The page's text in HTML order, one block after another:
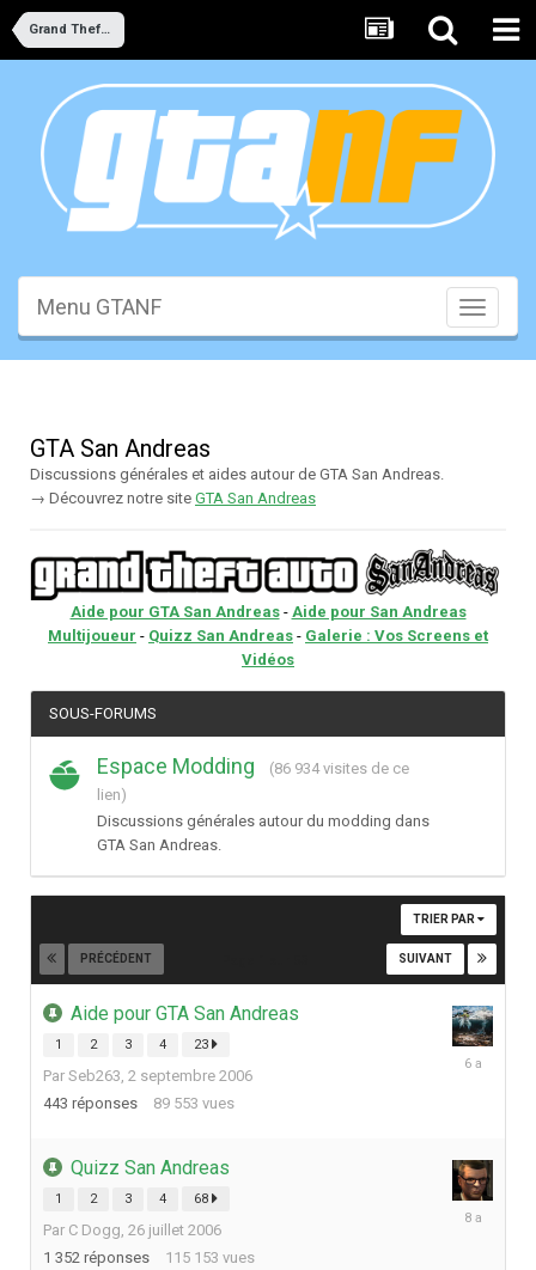
Grand Theft Auto
Toggle
Menu GTANF
GTA San Andreas
Discussions générales et aides autour de GTA San Andreas.
→ Découvrez notre site GTA San Andreas
Aide pour GTA San Andreas - Aide pour San Andreas
Multijoueur - Quizz San Andreas - Galerie : Vos Screens et
Vidéos
SOUS-FORUMS
Espace Modding
(86 934 visites de ce
lien)
Discussions générales autour du modding dans
GTA San Andreas.
TRIER PAR
PRÉCÉDENT SUIVANT
Aide pour GTA San Andreas
1 2 3 4 23
Par Seb263 2 septembre 2006
443 réponses 89 553 vues
13
Quizz San Andreas
1 2 3 4 68
Par C Dogg 26 juillet 2006
1 352 réponses 115 153 vues
12